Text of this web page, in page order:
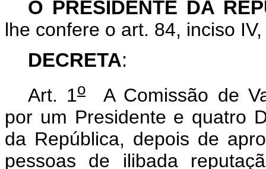
O PRESIDENTE DA
lhe confere o art. 84, inciso
DECRETA:
Art. 1oA Comissão de
por um Presidente e quatro
da República, depois de
pessoas de ilibada